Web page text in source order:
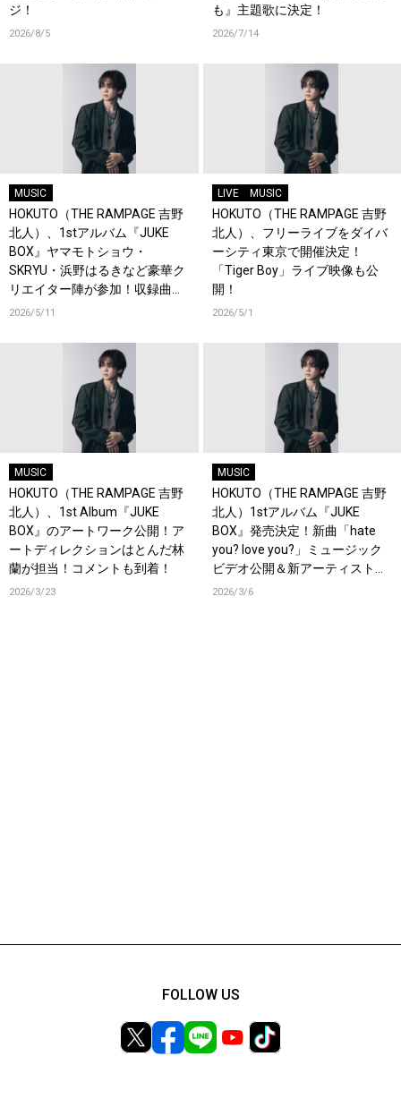
ジ！
2026/8/5
も』主題歌に決定！
2026/7/14
MUSIC
HOKUTO（THE RAMPAGE 吉野
北人）、1stアルバム『JUKE
BOX』ヤマモトショウ・
SKRYU・浜野はるきなど豪華ク
リエイター陣が参加！収録曲を
一挙公開＆新曲「軽率」配信！
2026/5/11
LIVE MUSIC
HOKUTO（THE RAMPAGE 吉野
北人）、フリーライブをダイバ
ーシティ東京で開催決定！
「Tiger Boy」ライブ映像も公
開！
2026/5/1
MUSIC
HOKUTO（THE RAMPAGE 吉野
北人）、1st Album『JUKE
BOX』のアートワーク公開！ア
ートディレクションはとんだ林
蘭が担当！コメントも到着！
2026/3/23
MUSIC
HOKUTO（THE RAMPAGE 吉野
北人）1stアルバム『JUKE
BOX』発売決定！新曲「hate
you? love you?」ミュージック
ビデオ公開＆新アーティスト写
真解禁！
2026/3/6
FOLLOW US